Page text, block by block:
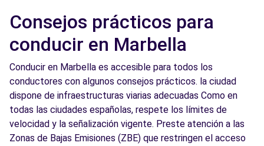
Consejos prácticos para
conducir en Marbella
Conducir en Marbella es accesible para todos los
conductores con algunos consejos prácticos. la ciudad
dispone de infraestructuras viarias adecuadas Como en
todas las ciudades españolas, respete los límites de
velocidad y la señalización vigente. Preste atención a las
Zonas de Bajas Emisiones (ZBE) que restringen el acceso